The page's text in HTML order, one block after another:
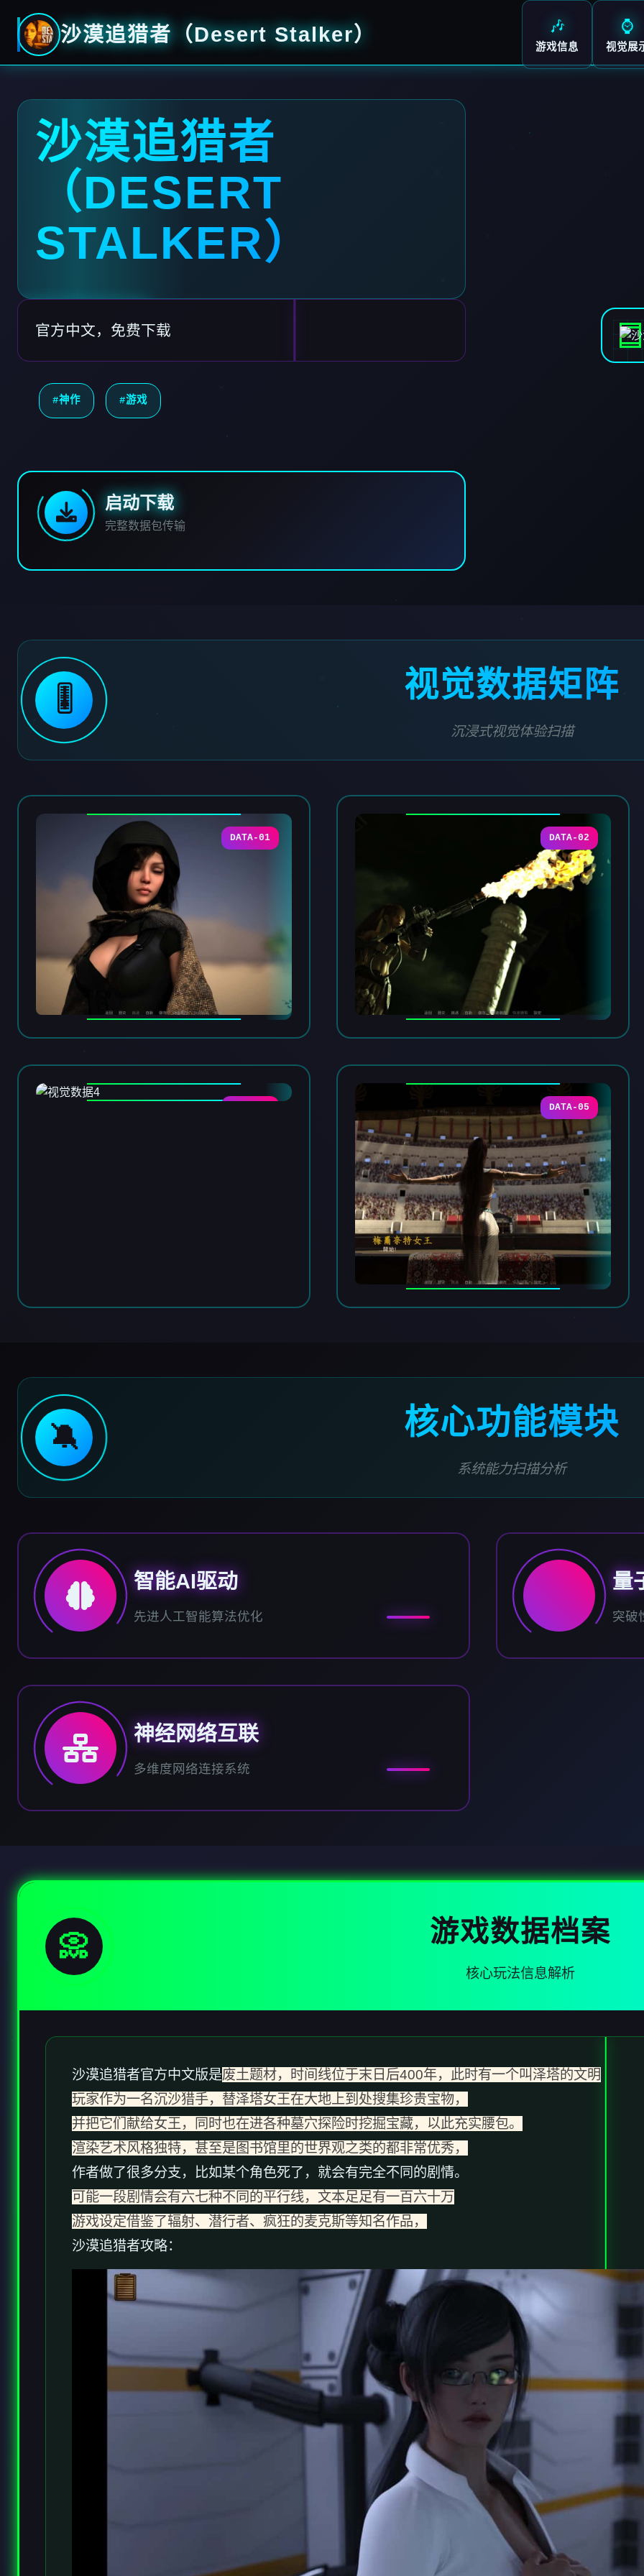
沙漠追猎者（Desert Stalker） 🎶
游戏信息
⌚
视觉展
沙漠追猎者
（DESERT
STALKER）
官方中文，免费下载
#神作 #游戏
启动下载
完整数据包传输
🎚️ 视觉数据矩阵
沉浸式视觉体验扫描
DATA-01 DATA-02
DATA-05
🔕 核心功能模块
系统能力扫描分析
智能AI驱动
先进人工智能算法优化
量
突破
神经网络互联
多维度网络连接系统
📀 游戏数据档案
核心玩法信息解析
沙漠追猎者官方中文版是废土题材，时间线位于末日后400年，此时有一个叫泽塔的文明
玩家作为一名沉沙猎手，替泽塔女王在大地上到处搜集珍贵宝物，
并把它们献给女王，同时也在进各种墓穴探险时挖掘宝藏，以此充实腰包。
渲染艺术风格独特，甚至是图书馆里的世界观之类的都非常优秀，
作者做了很多分支，比如某个角色死了，就会有完全不同的剧情。
可能一段剧情会有六七种不同的平行线，文本足足有一百六十万
游戏设定借鉴了辐射、潜行者、疯狂的麦克斯等知名作品，
沙漠追猎者攻略：